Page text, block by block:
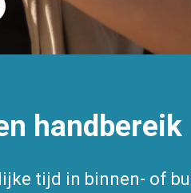
handbereik
tijd in binnen- of